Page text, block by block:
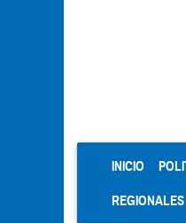
INICIO
REGIONALES